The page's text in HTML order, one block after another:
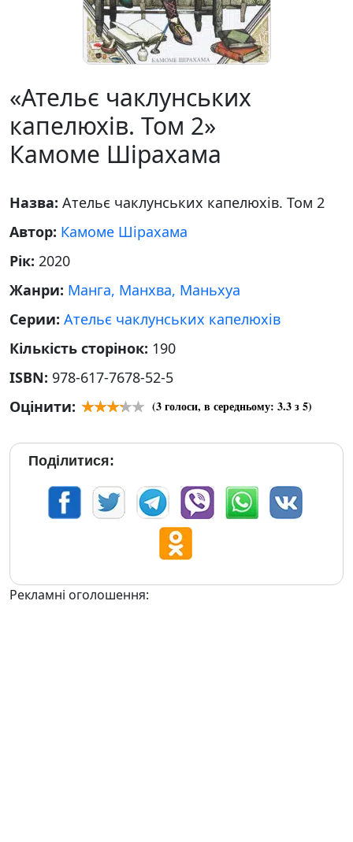
«Ательє чаклунських
капелюхів. Том 2»
Камоме Шірахама
Назва: Ательє чаклунських капелюхів. Том 2
Автор: Камоме Шірахама
Рік: 2020
Жанри: Манга, Манхва, Маньхуа
Серии: Ательє чаклунських капелюхів
Кількість сторінок: 190
ISBN: 978-617-7678-52-5
Оцінити:
(3голоси, в середньому: 3.3з 5)
Поділитися:
Рекламні оголошення: